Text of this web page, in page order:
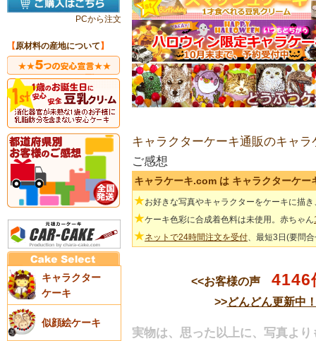
PCから注文
【原材料の産地について 】
キャラクター
ケーキ
似顔絵ケーキ
キャラクターケーキ通販のキャラ
ご感想
キャラケーキ.com は キャラクターケ
★お好きな写真やキャラクターをケーキに描
★ケーキ色彩に合成着色料は未使用。赤ちゃん
★ネットで24時間注文を受付、最短3日(要問
<<お客様の声 4146
>>どんどん更新中
実物は、思った以上に、写真よ